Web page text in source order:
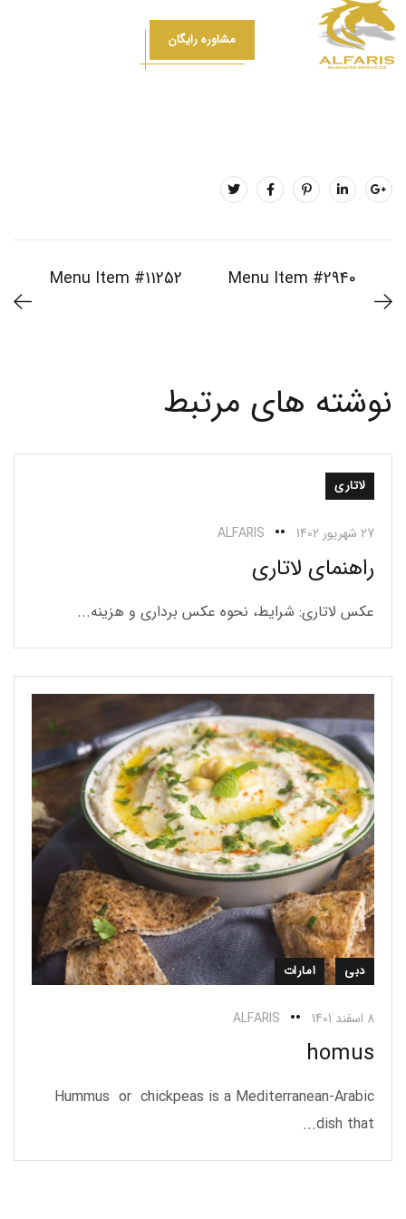
مشاوره رایگان
Menu Item #2940
Menu Item #11252
نوشته های مرتبط
لاتاری
27 شهریور 1402 ALFARIS
راهنمای لاتاری
عکس لاتاری: شرایط، نحوه عکس برداری و هزینه...
دبی امارات
8 اسفند 1401 ALFARIS
homus
Hummus or chickpeas is a Mediterranean-Arabic
dish that...